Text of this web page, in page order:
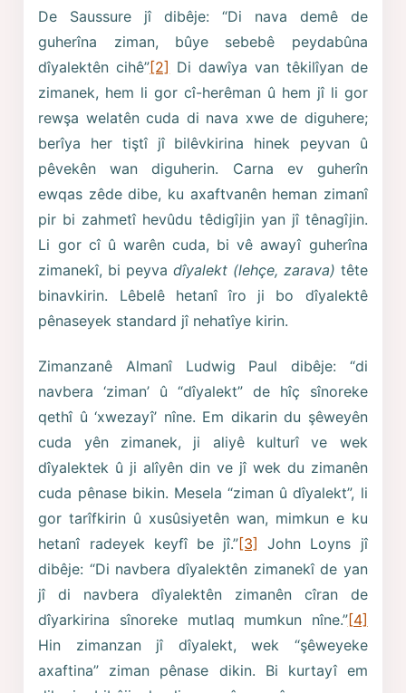
De Saussure jî dibêje: “Di nava demê de
guherîna ziman, bûye sebebê peydabûna
dîyalektên cihê”[2] Di dawîya van têkilîyan de
zimanek, hem li gor cî-herêman û hem jî li gor
rewşa welatên cuda di nava xwe de diguhere;
berîya her tiştî jî bilêvkirina hinek peyvan û
pêvekên wan diguherin. Carna ev guherîn
ewqas zêde dibe, ku axaftvanên heman zimanî
pir bi zahmetî hevûdu têdigîjin yan jî tênagîjin.
Li gor cî û warên cuda, bi vê awayî guherîna
zimanekî, bi peyva dîyalekt (lehçe, zarava) tête
binavkirin. Lêbelê hetanî îro ji bo dîyalektê
pênaseyek standard jî nehatîye kirin.
Zimanzanê Almanî Ludwig Paul dibêje: “di
navbera ‘ziman’ û “dîyalekt” de hîç sînoreke
qethî û ‘xwezayî’ nîne. Em dikarin du şêweyên
cuda yên zimanek, ji aliyê kulturî ve wek
dîyalektek û ji alîyên din ve jî wek du zimanên
cuda pênase bikin. Mesela “ziman û dîyalekt”, li
gor tarîfkirin û xusûsiyetên wan, mimkun e ku
hetanî radeyek keyfî be jî.”[3] John Loyns jî
dibêje: “Di navbera dîyalektên zimanekî de yan
jî di navbera dîyalektên zimanên cîran de
dîyarkirina sînoreke mutlaq mumkun nîne.”[4]
Hin zimanzan jî dîyalekt, wek “şêweyeke
axaftina” ziman pênase dikin. Bi kurtayî em